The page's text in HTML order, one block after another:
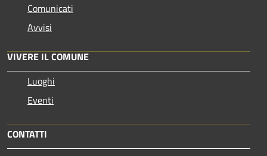
Comunicati
Avvisi
VIVERE IL COMUNE
Luoghi
Eventi
CONTATTI